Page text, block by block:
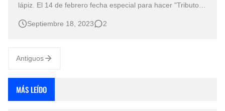
lápiz. El 14 de febrero fecha especial para hacer "Tributo al
las frases tiernas son algunas de las formas de demostrar
Septiembre 18, 2023 2
Antiguos
MÁS LEÍDO